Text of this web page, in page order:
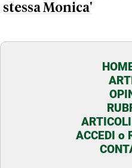
stessa Monica'
ACCEDI o